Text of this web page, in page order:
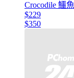
Crocodile 鱷
$229
$350